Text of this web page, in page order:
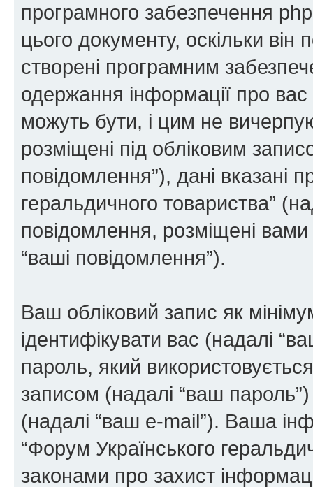
програмного забезпечення
цього документу, оскільки
створені програмним
одержання інформації про
можуть бути, і цим не
розміщені під обліковим
повідомлення”), дані вказані
геральдичного товариства”
повідомлення, розміщені вами
“ваші повідомлення”).
Ваш обліковий запис як
ідентифікувати вас (надалі
пароль, який
записом (надалі “ваш
(надалі “ваш e-mail”). Ваша
“Форум Українського
законами про захист